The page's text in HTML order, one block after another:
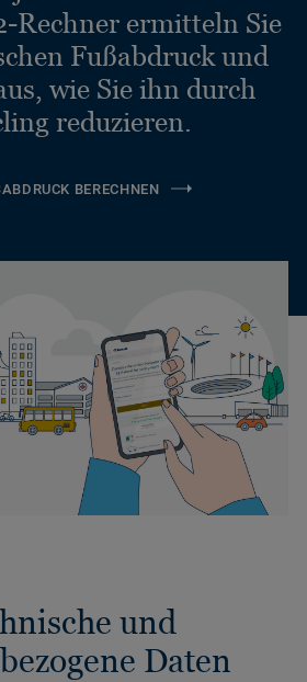
Rechner ermitteln Sie
Fußabdruck und
wie Sie ihn durch
reduzieren.
BERECHNEN
und
Daten